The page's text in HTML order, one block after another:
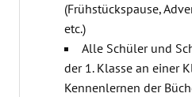
(Frühstückspause,
etc.)
Alle Schüler und
der 1. Klasse an einer
Kennenlernen der